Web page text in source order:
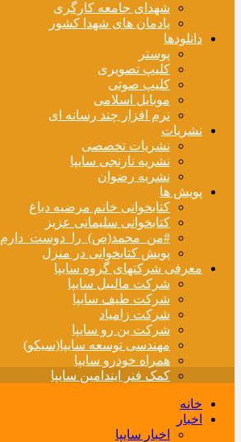
شهدای جامعه کارگری
یادمان های شهدا کشور
دانلودها
پوستر
کلیپ تصویری
کلیپ صوتی
موبایل اسلامی
نرم افزار چند رسانه ای
نشریات
نشریات تخصصی
نشریه نارنجی سایپا
نشریه رضوان
پویش ها
کتابخوانی خانم مرضیه دباغ
کتابخوانی سلیمانی عزیز
#من_محمد(ص)_را_دوست_دارم
پویش کتابخوانی در منزل
معرفی شرکتهای گروه سایپا
شرکت مالیبل سایپا
شرکت طیف سایپا
شرکت زامیاد
شرکت بن رو سایپا
مهندسی توسعه سایپا(سیکو)
همراه خودرو سایپا
کمک فنر ایندامین سایپا
خانه
اخبار
اخبار سایپا